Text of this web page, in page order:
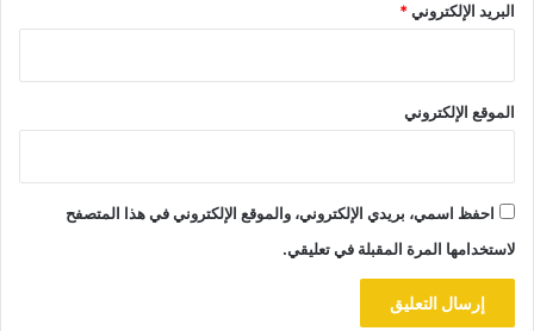
البريد الإلكتروني*
الموقع الإلكتروني
احفظ اسمي، بريدي الإلكتروني، والموقع الإلكتروني في هذا المتصفح
لاستخدامها المرة المقبلة في تعليقي.